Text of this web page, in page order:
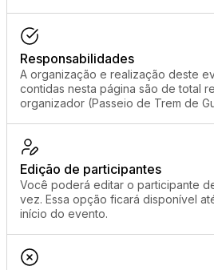
Responsabilidades
A organização e realização deste
contidas nesta página são de total
organizador (Passeio de Trem de
Edição de participantes
Você poderá editar o participante
vez. Essa opção ficará disponível
início do evento.